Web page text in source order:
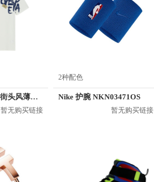
KM/kilometers 街头风薄款印花短袖T恤 男女同款 M2X2108248
暂无购买链接
2种配色
Nike 护腕 NKN03471OS
暂无购买链接